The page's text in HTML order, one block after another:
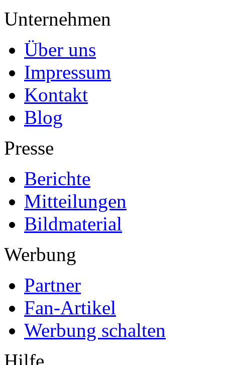
Unternehmen
Über uns
Impressum
Kontakt
Blog
Presse
Berichte
Mitteilungen
Bildmaterial
Werbung
Partner
Fan-Artikel
Werbung schalten